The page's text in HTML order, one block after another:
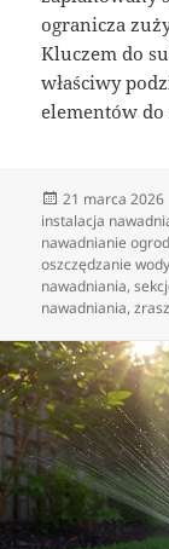
ogranicza
Kluczem do
właściwy
elementów
Data
publikacji
21 marca 2026
instalacja
nawadnianie
oszczędzanie wody
nawadniania,
nawadniania,